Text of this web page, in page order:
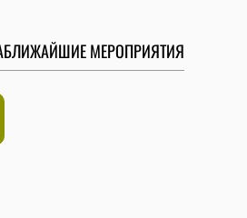
БЛИЖАЙШИЕ МЕРОПРИЯТИЯ